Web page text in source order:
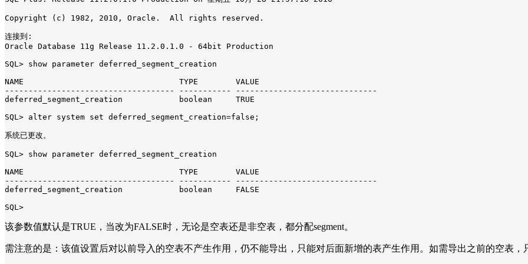
Copyright (c) 1982, 2010, Oracle.  All rights reserved.
连接到:
Oracle Database 11g Release 11.2.0.1.0 - 64bit Production
SQL> show parameter deferred_segment_creation
NAME                                 TYPE        VALUE
------------------------------------ ----------- ------------------------------
deferred_segment_creation            boolean     TRUE
SQL> alter system set deferred_segment_creation=false;
系统已更改。
SQL> show parameter deferred_segment_creation
NAME                                 TYPE        VALUE
------------------------------------ ----------- ------------------------------
deferred_segment_creation            boolean     FALSE
SQL>
该参数值默认是TRUE，当改为FALSE时，无论是空表还是非空表，都分配segment。
需注意的是：该值设置后对以前导入的空表不产生作用，仍不能导出，只能对后面新增的表产生作用。如需导出之前的空表，